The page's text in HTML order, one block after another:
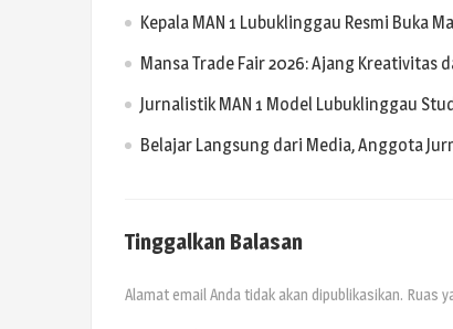
Kepala MAN 1 Lubuklinggau Resmi Buka
Mansa Trade Fair 2026: Ajang Kreativitas
Jurnalistik MAN 1 Model Lubuklinggau
Belajar Langsung dari Media, Anggota
Tinggalkan Balasan
Alamat email Anda tidak akan dipublikasikan. Ruas